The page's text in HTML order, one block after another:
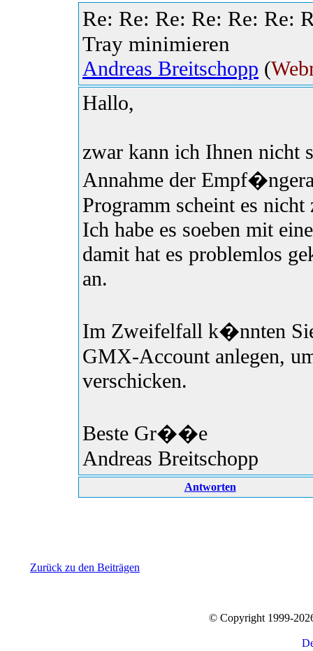
Re: Re: Re: Re: Re: Re:
Tray minimieren
Andreas Breitschopp (
Hallo,
zwar kann ich Ihnen nicht
Annahme der
Programm scheint es nicht
Ich habe es soeben mit
damit hat es problemlos
an.
Im Zweifelfall k�nnten
GMX-Account anlegen,
verschicken.
Beste Gr��e
Andreas Breitschopp
Antworten
Zurück zu den Beiträgen
© Copyright 1999-